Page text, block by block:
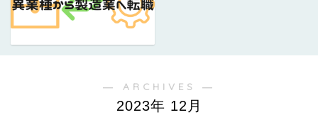
― ARCHIVES ―
2023年 12月